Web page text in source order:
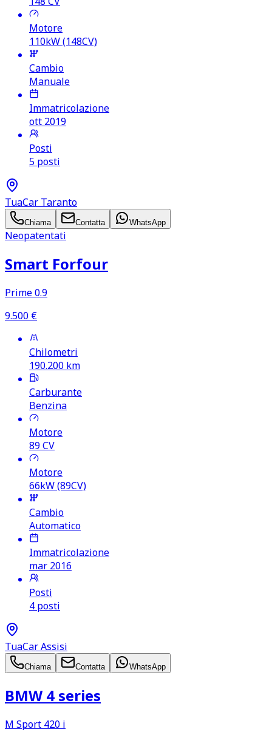
Motore
110kW (148CV)
Cambio
Manuale
Immatricolazione
ott 2019
Posti
5 posti
TuaCar Taranto
Chiama Contatta WhatsApp
Neopatentati
Smart Forfour
Prime 0.9
9.500 €
Chilometri
190.200 km
Carburante
Benzina
Motore
89CV
Motore
66kW (89CV)
Cambio
Automatico
Immatricolazione
mar 2016
Posti
4 posti
TuaCar Assisi
Chiama Contatta WhatsApp
BMW 4 series
M Sport 420 i